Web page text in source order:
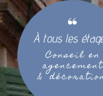
Passer
au
contenu